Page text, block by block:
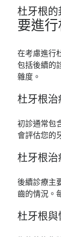
杜牙根的
要進
在考慮進行
包括後續的
雜度。
杜牙根治
初診通常包
會評估您的
杜牙根治
後續診療主
齒的情況。
杜牙根與